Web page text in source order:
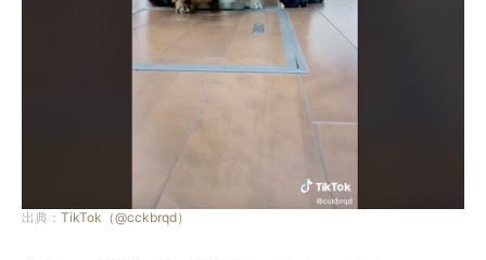
出典： TikTok（@cckbrqd）